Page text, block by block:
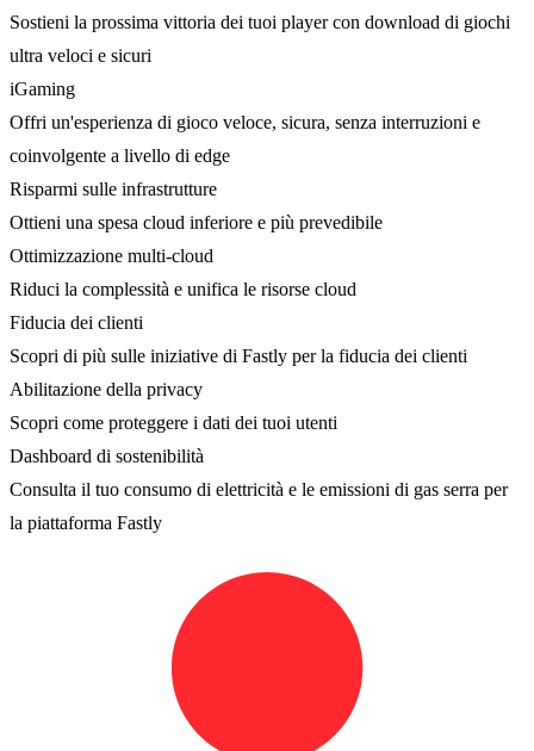
Sostieni la prossima vittoria dei tuoi player con download di giochi
ultra veloci e sicuri
iGaming
Offri un'esperienza di gioco veloce, sicura, senza interruzioni e
coinvolgente a livello di edge
Risparmi sulle infrastrutture
Ottieni una spesa cloud inferiore e più prevedibile
Ottimizzazione multi-cloud
Riduci la complessità e unifica le risorse cloud
Fiducia dei clienti
Scopri di più sulle iniziative di Fastly per la fiducia dei clienti
Abilitazione della privacy
Scopri come proteggere i dati dei tuoi utenti
Dashboard di sostenibilità
Consulta il tuo consumo di elettricità e le emissioni di gas serra per
la piattaforma Fastly